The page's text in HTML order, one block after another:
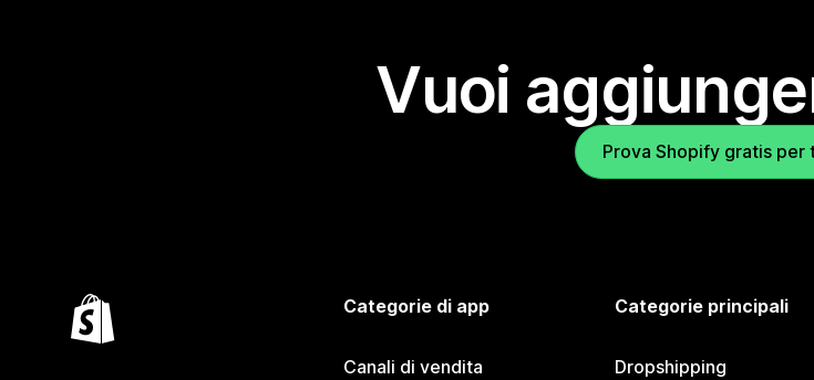
Vuoi
Prova Shopify gratis per
Categorie di app
Canali di vendita
Categorie principali
Dropshipping